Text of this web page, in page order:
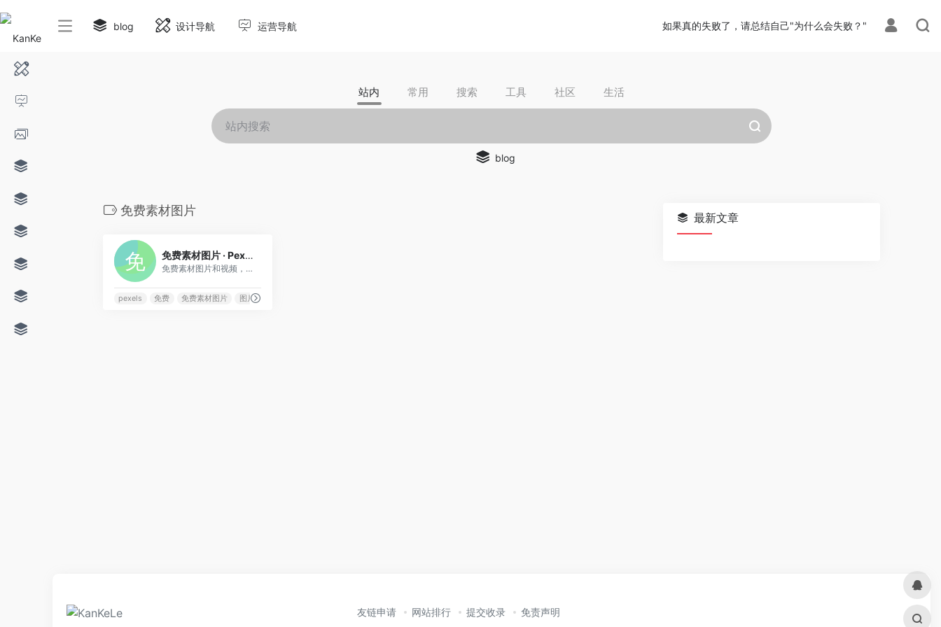
blog 设计导航 运营导航 如果真的失败了，请总结自己"为什么会失败？"
站内 常用 搜索 工具 社区 生活
blog
免费素材图片
免费素材图片 · Pexels
免费素材图片和视频，可以在任何地方使用。✓ 高质量 ✓ 100% 免费✓ 无需注明归属
pexels 免费 免费素材图片 图片
最新文章
友链申请 网站排行 提交收录 免责声明